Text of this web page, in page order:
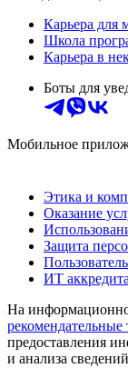
Карьера для
Школа
Карьера в
Боты для
Мобильное
Этика и
Оказание
Защита
ИТ
На
рекомендательные
предоставления
и анализа